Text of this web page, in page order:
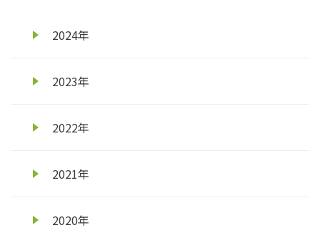
2024年
2023年
2022年
2021年
2020年